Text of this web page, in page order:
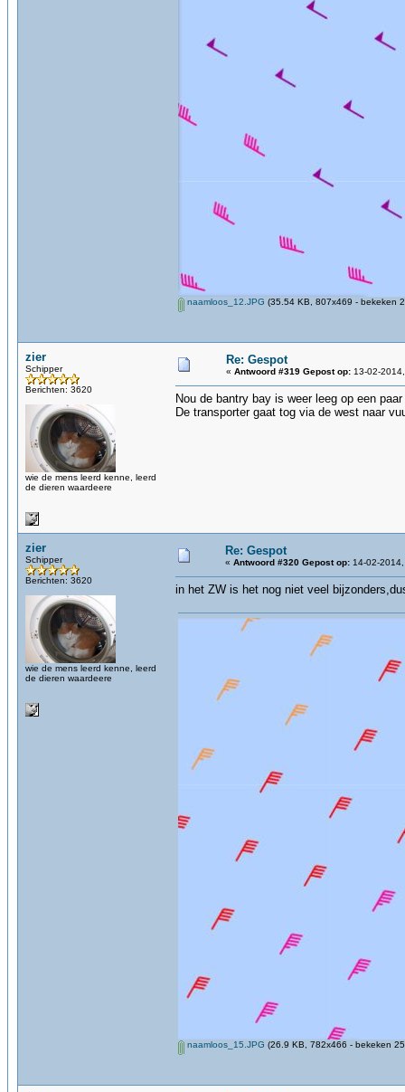
naamloos_12.JPG (35.54 KB, 807x469 - bekeken
zier
Schipper
Berichten: 3620
wie de mens leerd kenne, leerd
de dieren waardeere
Re: Gespot
« Antwoord #319 Gepost op: 13-02-
Nou de bantry bay is weer leeg op een
De transporter gaat tog via de west naar
zier
Schipper
Berichten: 3620
wie de mens leerd kenne, leerd
de dieren waardeere
Re: Gespot
« Antwoord #320 Gepost op: 14-02-
in het ZW is het nog niet veel
naamloos_15.JPG (26.9 KB, 782x466 - bekeken